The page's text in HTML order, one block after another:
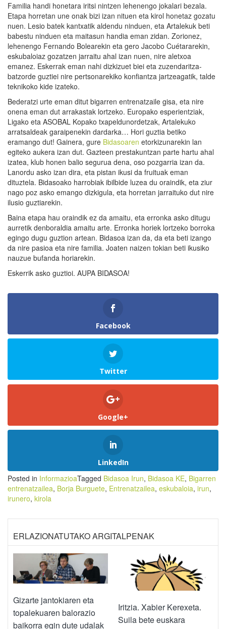
Familia handi honetara iritsi nintzen lehenengo jokalari bezala.
Etapa horretan une onak bizi izan nituen eta kirol honetaz gozatu
nuen. Lesio batek kantxatik aldendu ninduen, eta Artalekuk beti
babestu ninduen eta maitasun handia eman zidan. Zorionez,
lehenengo Fernando Bolearekin eta gero Jacobo Cuétararekin,
eskubaloiaz gozatzen jarraitu ahal izan nuen, nire aletxoa
emanez. Eskerrak eman nahi dizkizuet biei eta zuzendaritza-
batzorde guztiei nire pertsonarekiko konfiantza jartzeagatik, talde
teknikoko kide izateko.
Bederatzi urte eman ditut bigarren entrenatzaile gisa, eta nire
onena eman dut arrakastak lortzeko. Europako esperientziak,
Ligako eta ASOBAL Kopako txapeldunordetzak, Artalekuko
arratsaldeak garaipenekin dardarka… Hori guztia betiko
eramango dut! Gainera, gure Bidasoaren etorkizunarekin lan
egiteko aukera izan dut. Gazteen prestakuntzan parte hartu ahal
izatea, klub honen balio segurua dena, oso pozgarria izan da.
Lanordu asko izan dira, eta pistan ikusi da fruituak eman
dituztela. Bidasoako harrobiak ibilbide luzea du oraindik, eta ziur
nago poz asko emango dizkigula, eta horretan jarraituko dut nire
ilusio guztiarekin.
Baina etapa hau oraindik ez da amaitu, eta erronka asko ditugu
aurretik denboraldia amaitu arte. Erronka horiek lortzeko borroka
egingo dugu guztion artean. Bidasoa izan da, da eta beti izango
da nire pasioa eta nire familia. Joaten naizen tokian beti ikusiko
nauzue bufanda horiarekin.
Eskerrik asko guztioi. AUPA BIDASOA!
Facebook
Twitter
Google+
LinkedIn
Posted in InformazioaTagged Bidasoa Irun, Bidasoa KE, Bigarren
entrenatzailea, Borja Burguete, Entrenatzailea, eskubaloia, irun,
irunero, kirola
ERLAZIONATUTAKO ARGITALPENAK
Gizarte jantokiaren eta
topalekuaren balorazio
baikorra egin dute udalak
Iritzia. Xabier Kerexeta.
Suila bete euskara